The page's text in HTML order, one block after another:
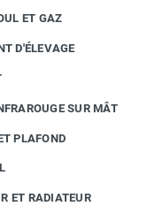
ET GAZ
D'ÉLEVAGE
SUR MÂT
PLAFOND
ET RADIATEUR